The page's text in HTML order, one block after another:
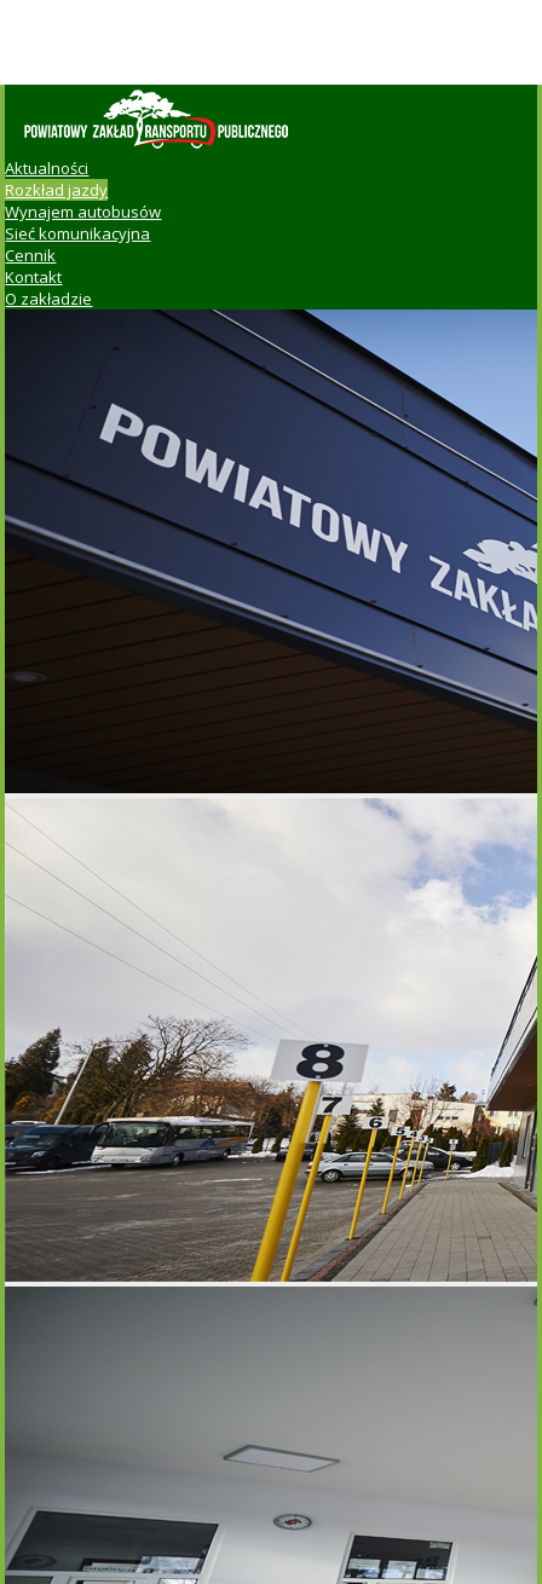
Aktualności
Rozkład jazdy
Wynajem autobusów
Sieć komunikacyjna
Cennik
Kontakt
O zakładzie